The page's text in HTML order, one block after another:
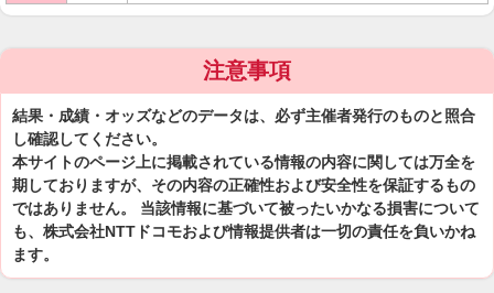
注意事項
結果・成績・オッズなどのデータは、必ず主催者発行のものと照合
し確認してください。
本サイトのページ上に掲載されている情報の内容に関しては万全を
期しておりますが、その内容の正確性および安全性を保証するもの
ではありません。 当該情報に基づいて被ったいかなる損害について
も、株式会社NTTドコモおよび情報提供者は一切の責任を負いかね
ます。